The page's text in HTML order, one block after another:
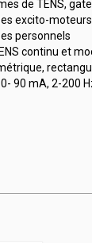
de TENS,
excito-moteurs
personnels
continu et
90 mA, 2-200